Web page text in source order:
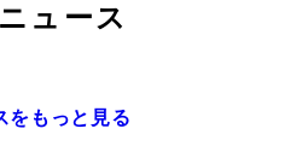
ュース
をもっと見る